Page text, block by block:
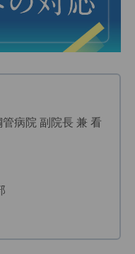
病院 副院長 兼 看